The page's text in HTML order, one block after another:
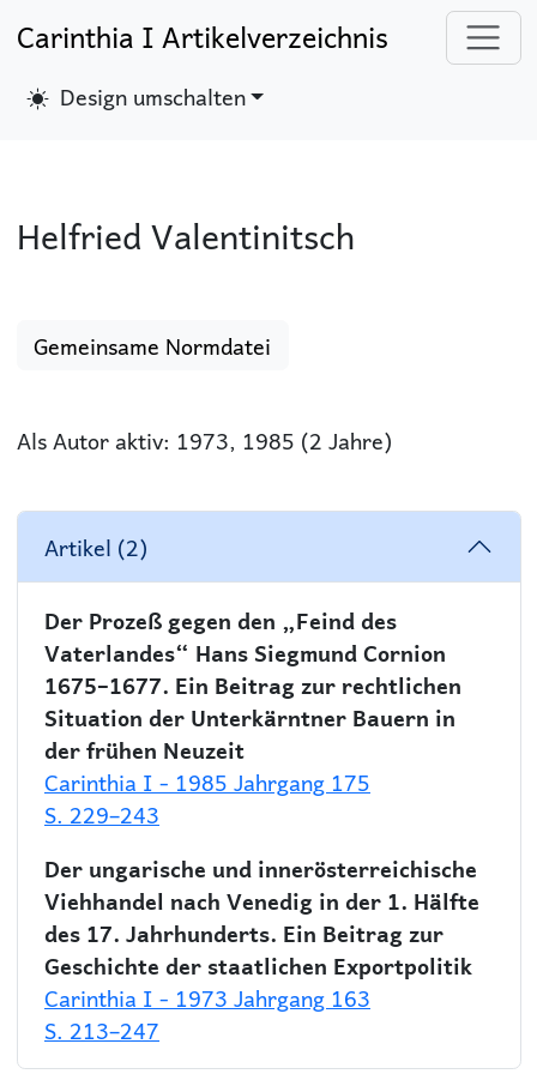
Carinthia I Artikelverzeichnis
Design umschalten
Helfried Valentinitsch
Gemeinsame Normdatei
Als Autor aktiv: 1973, 1985 (2 Jahre)
Artikel (2)
Der Prozeß gegen den „Feind des
Vaterlandes“ Hans Siegmund Cornion
1675–1677. Ein Beitrag zur rechtlichen
Situation der Unterkärntner Bauern in
der frühen Neuzeit
Carinthia I - 1985 Jahrgang 175
S. 229–243
Der ungarische und innerösterreichische
Viehhandel nach Venedig in der 1. Hälfte
des 17. Jahrhunderts. Ein Beitrag zur
Geschichte der staatlichen Exportpolitik
Carinthia I - 1973 Jahrgang 163
S. 213–247